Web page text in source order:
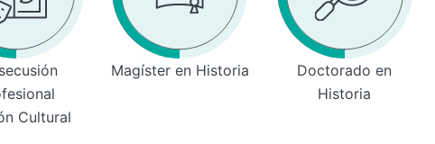
Cultural
Magíster en Historia
Doctorado en
Historia